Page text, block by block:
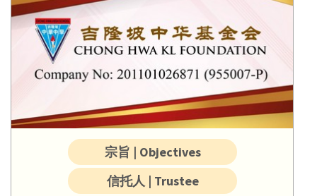
宗旨 | Objectives
信托人 | Trustee